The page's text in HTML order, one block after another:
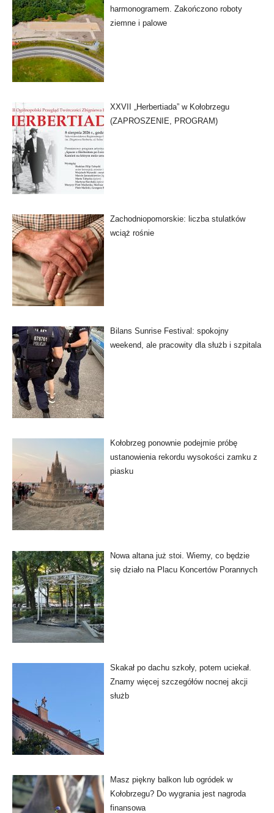
harmonogramem. Zakończono roboty
ziemne i palowe
XXVII „Herbertiada” w Kołobrzegu
(ZAPROSZENIE, PROGRAM)
Zachodniopomorskie: liczba stulatków
wciąż rośnie
Bilans Sunrise Festival: spokojny
weekend, ale pracowity dla służb i szpitala
Kołobrzeg ponownie podejmie próbę
ustanowienia rekordu wysokości zamku z
piasku
Nowa altana już stoi. Wiemy, co będzie
się działo na Placu Koncertów Porannych
Skakał po dachu szkoły, potem uciekał.
Znamy więcej szczegółów nocnej akcji
służb
Masz piękny balkon lub ogródek w
Kołobrzegu? Do wygrania jest nagroda
finansowa